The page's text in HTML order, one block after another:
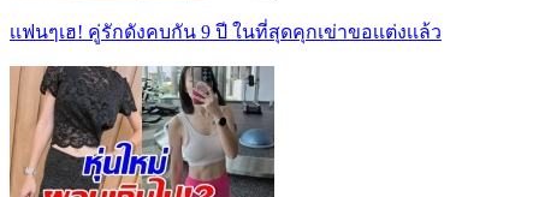
เเฟนๆเฮ! คู่รักดังคบกัน 9 ปี ในที่สุดคุกเข่าขอเเต่งเเล้ว